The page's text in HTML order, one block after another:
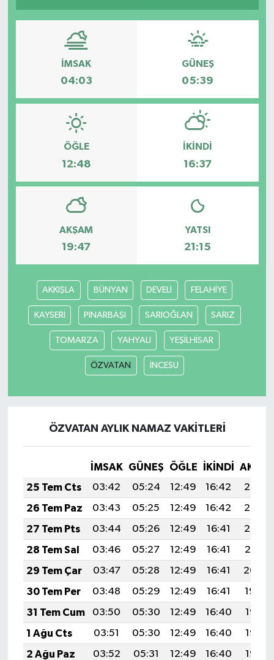
İMSAK
04:03
GÜNEŞ
05:39
ÖĞLE
12:48
İKINDI
16:37
AKŞAM
19:47
YATSI
21:15
AKKIŞLA BÜNYAN DEVELİ FELAHİYE
KAYSERİ PINARBAŞI SARIOĞLAN SARIZ
TOMARZA YAHYALI YEŞİLHİSAR
ÖZVATAN İNCESU
ÖZVATAN AYLIK NAMAZ VAKITLERI
İMSAK GÜNEŞ ÖĞLE İKINDI
25 Tem Cts
03:42 05:24 12:49 16:42
20:03
26 Tem Paz
03:43 05:25 12:49 16:42
20:02
27 Tem Pts
03:44 05:26 12:49 16:41
20:02
28 Tem Sal
03:46 05:27 12:49 16:41
20:01
29 Tem Çar
03:47 05:28 12:49 16:41
20:00
30 Tem Per
03:48 05:29 12:49 16:41
19:59
31 Tem Cum
03:50 05:30 12:49 16:40
19:58
1 Ağu Cts
03:51 05:30 12:49 16:40
19:57
2 Ağu Paz
03:52 05:31 12:49 16:40
19:56